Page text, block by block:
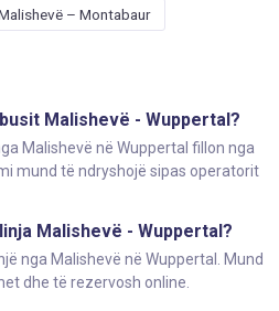
– Montabaur
Malishevë - Wuppertal?
Malishevë në Wuppertal fillon nga
mund të ndryshojë sipas operatorit
Malishevë - Wuppertal?
nga Malishevë në Wuppertal. Mund
dhe të rezervosh online.